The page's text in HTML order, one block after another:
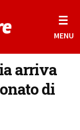
☰
MENU
arriva
di